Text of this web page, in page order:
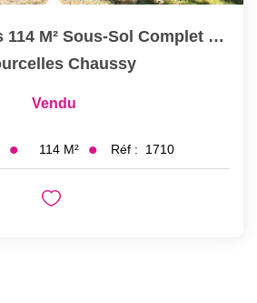
Maison 5 Pièces 114 M² Sous-Sol Complet Garage Sur Parcelle...
Chaussy
Vendu
114 M² Réf : 1710